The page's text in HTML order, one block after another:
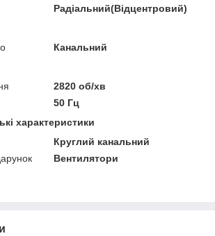
Радіальний(Відцентровий)
Канальний
2820 об/хв
50 Гц
характеристики
Круглий канальний
Вентилятори